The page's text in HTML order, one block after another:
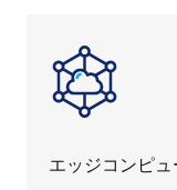
ーティング